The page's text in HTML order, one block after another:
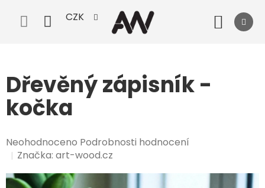
obsah
CZK
Dřevěný zápisník -
kočka
Průměrné
hodnocení
je
Neohodnoceno Podrobnosti hodnocení
Značka:art-wood.cz